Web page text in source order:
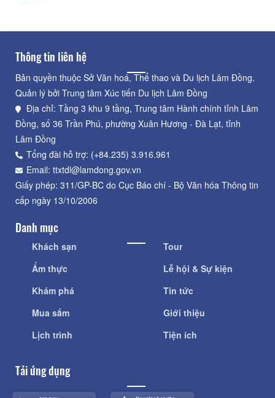
Thông tin liên hệ
Bản quyền thuộc Sở Văn hoá, Thể thao và Du lịch Lâm Đồng.
Quản lý bởi Trung tâm Xúc tiến Du lịch Lâm Đồng
Địa chỉ: Tầng 3 khu 9 tầng, Trung tâm Hành chính tỉnh Lâm
Đồng, số 36 Trần Phú, phường Xuân Hương - Đà Lạt, tỉnh
Lâm Đồng
Tổng đài hỗ trợ: (+84.235) 3.916.961
Email: ttxtdl@lamdong.gov.vn
Giấy phép: 311/GP-BC do Cục Báo chí - Bộ Văn hóa Thông tin
cấp ngày 13/10/2006
Danh mục
Khách sạn
Ẩm thực
Khám phá
Mua sắm
Lịch trình
Tour
Lễ hội & Sự kiện
Tin tức
Giới thiệu
Tiện ích
Tải ứng dụng